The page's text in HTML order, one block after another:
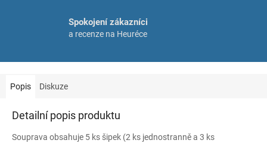
Spokojení zákazníci
a recenze na Heuréce
Popis Diskuze
Detailní popis produktu
Souprava obsahuje 5 ks šipek (2 ks jednostranně a 3 ks